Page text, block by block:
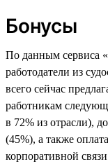
Бонусы
По данным сервиса
работодатели из
всего сейчас
работникам
в 72% из отрасли),
(45%), а также
корпоративной